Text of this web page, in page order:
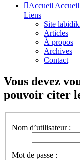
Accueil
Liens
Site
Articles
À propos
Archives
Contact
Vous devez
pouvoir citer
Nom d’utilisateur :
Mot de passe :